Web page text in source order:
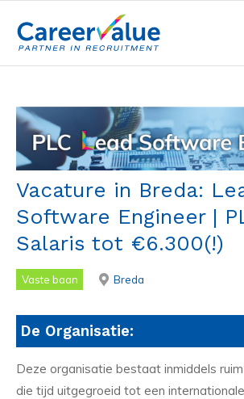
Vacature in Breda:
Software Engineer |
Salaris tot €6.300(!)
Vaste baan Breda
De Organisatie:
Deze organisatie bestaat inmiddels
die tijd uitgegroeid tot een